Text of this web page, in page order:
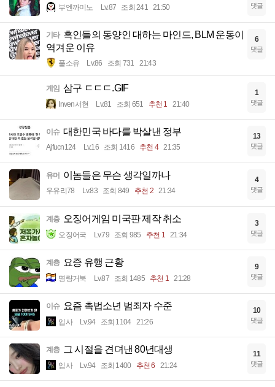
부엔까미노 Lv.87 조회 241 21:50 댓글
기타 흑인들의 동양인 대하는 마인드, BLM 운동이
역겨운 이유
풀소유 Lv.86 조회 731 21:43
6
댓글
게임 삼구 ㄷㄷㄷ.GIF
Inven서현 Lv.81 조회 651 추천 1 21:40
1
댓글
이슈 대한민국 바다를 박살낸 정부
Ajfucn124 Lv.16 조회 1416 추천 4 21:35
13
댓글
유머 이놈들은 무슨 생각일까나
우유리78 Lv.83 조회 849 추천 2 21:34
4
댓글
계층 오징어게임 미국판 제작 취소
오징어국 Lv.79 조회 985 추천 1 21:34
3
댓글
계층 요증 유행 근황
명량거북 Lv.87 조회 1485 추천 1 21:28
9
댓글
이슈 요즘 촉법소년 범죄자 수준
입사 Lv.94 조회 1104 21:26
10
댓글
계층 그 시절을 견뎌낸 80년대생
입사 Lv.94 조회 1400 추천 6 21:24
11
댓글